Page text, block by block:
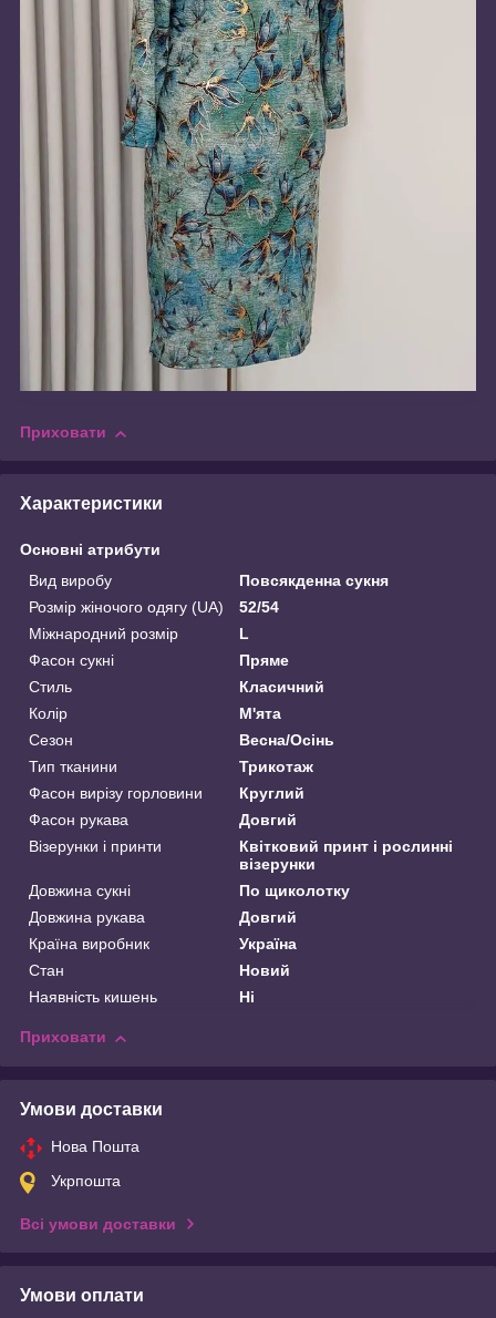
Приховати
Характеристики
Основні атрибути
Вид виробу
Повсякденна сукня
Розмір жіночого одягу (UA)
52/54
Міжнародний розмір
L
Фасон сукні
Пряме
Стиль
Класичний
Колір
М'ята
Сезон
Весна/Осінь
Тип тканини
Трикотаж
Фасон вирізу горловини
Круглий
Фасон рукава
Довгий
Візерунки і принти
Квітковий принт і рослинні
візерунки
Довжина сукні
По щиколотку
Довжина рукава
Довгий
Країна виробник
Україна
Стан
Новий
Наявність кишень
Ні
Приховати
Умови доставки
Нова Пошта
Укрпошта
Всі умови доставки
Умови оплати